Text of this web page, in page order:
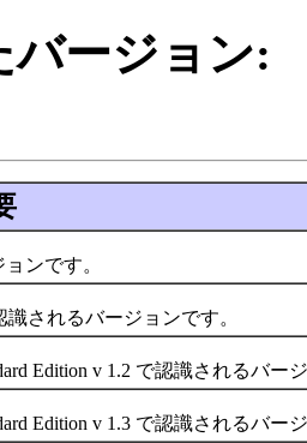
バージョン:
ンです。
されるバージョンです。
Edition v 1.2 で認識されるバー
Edition v 1.3 で認識されるバー